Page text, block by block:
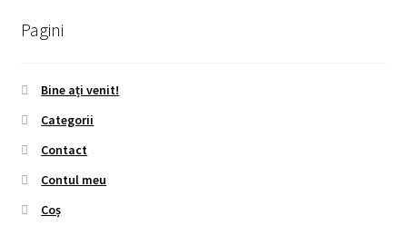
Pagini
Bine ați venit!
Categorii
Contact
Contul meu
Coș